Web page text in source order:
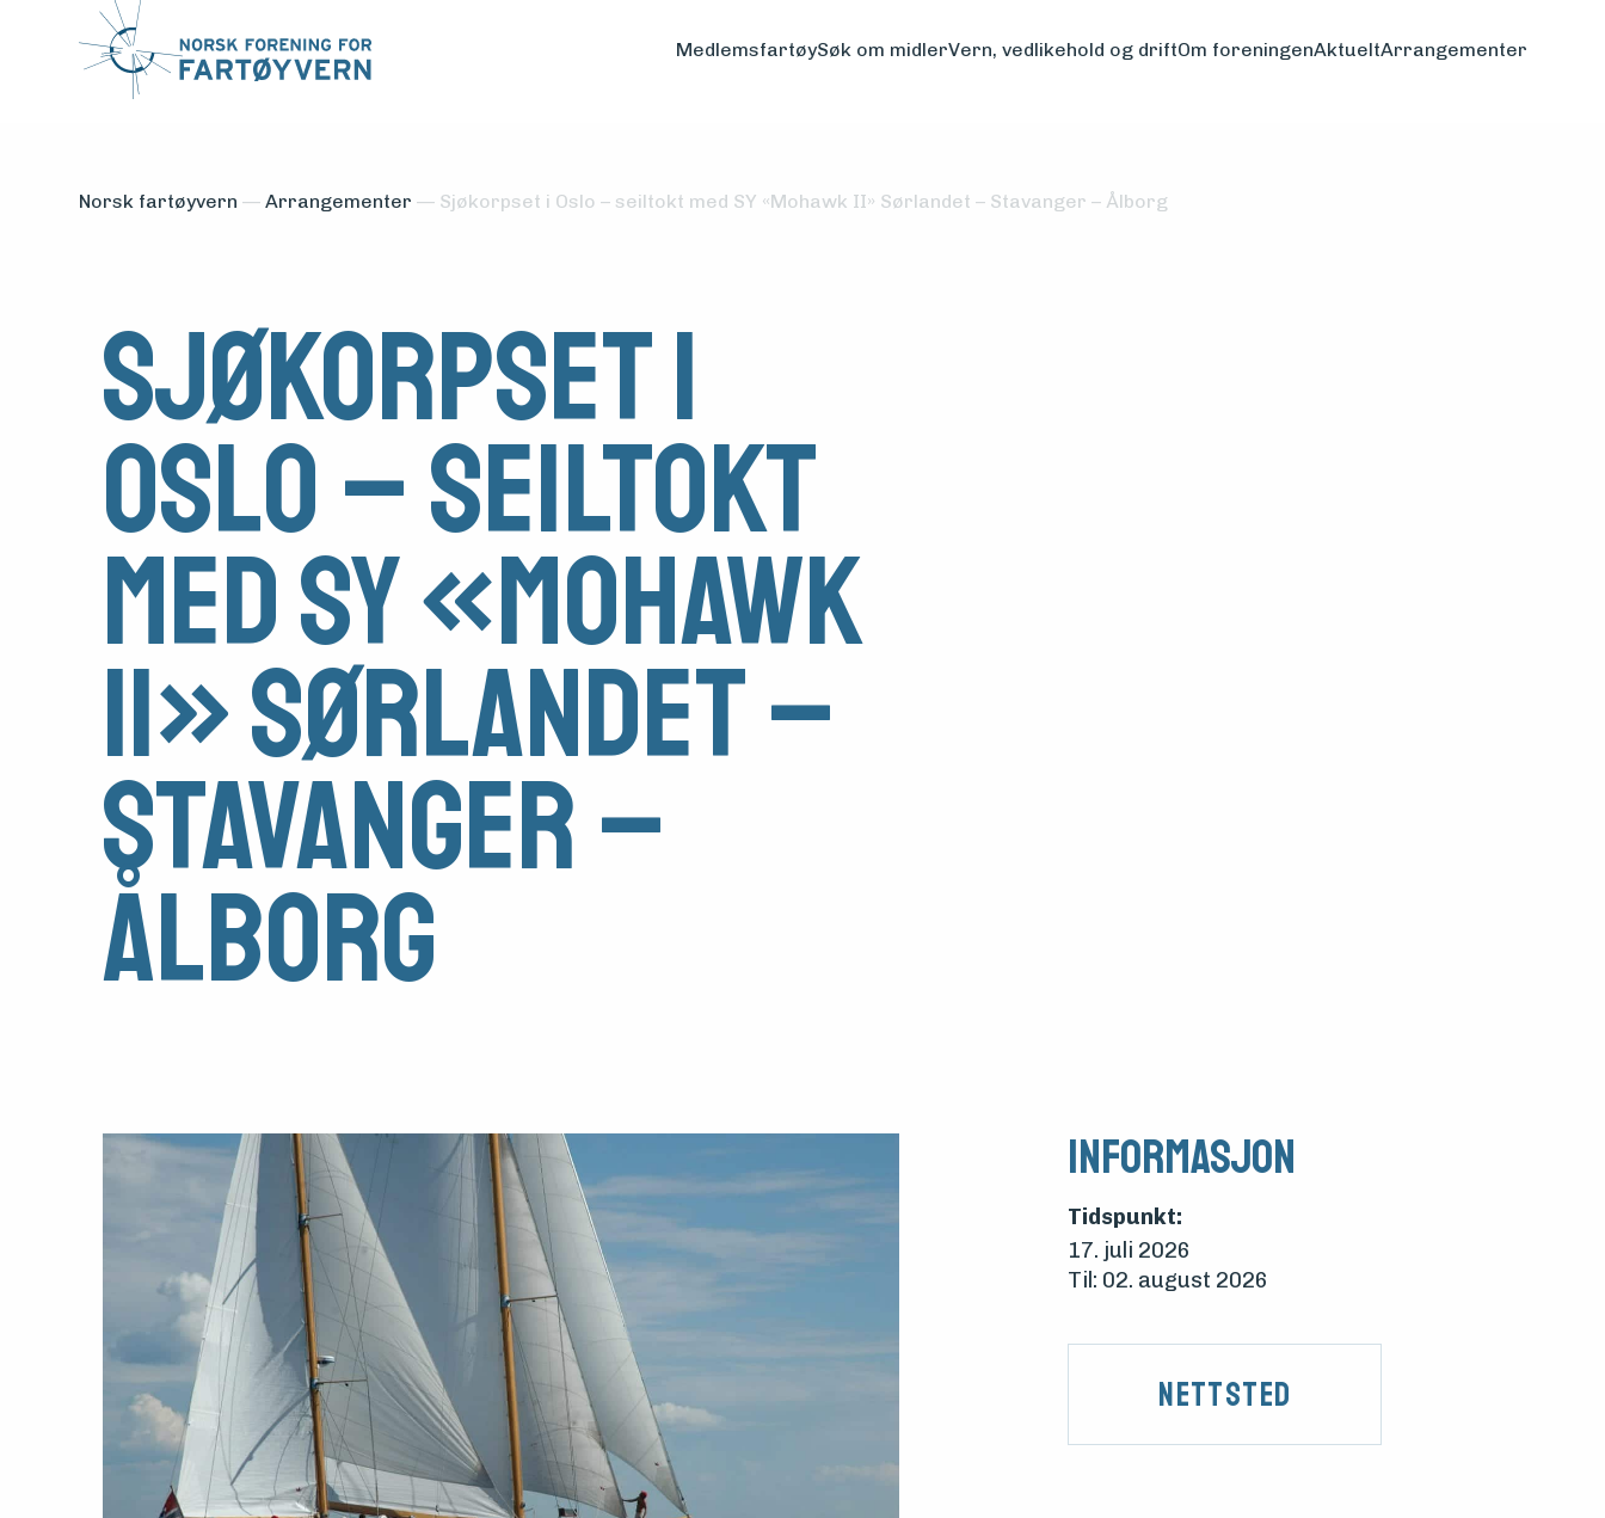
MedlemsfartøySøk om midlerVern, vedlikehold og driftOm foreningenAktueltArrangementer
Medlemsfartøy
Søk
midler
Vern,
drift
Aktuelt
Arrangementer
Norsk fartøyvern — Arrangementer — Sjøkorpset i Oslo – seiltokt med SY «Mohawk II» Sørlandet – Stavanger – Ålborg
Sjøkorpset i
Oslo – seiltokt
med SY «Mohawk
II» Sørlandet –
Stavanger –
Ålborg
Informasjon
Tidspunkt:
17. juli 2026
Til: 02. august 2026
Nettsted